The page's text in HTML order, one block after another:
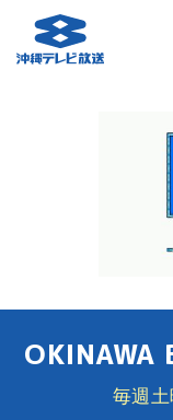
OKINAWA
毎週